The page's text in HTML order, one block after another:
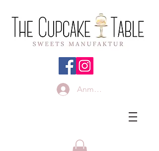
Anmelden